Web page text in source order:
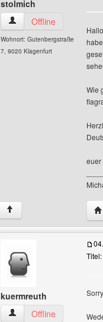
stolmich
stolmich Benutzer-Profile
Offline
Wohnort: Gutenbergstraße
7, 9020 Klagenfurt
Wie
euer
↑
kuermreuth
kuermreuth Benutzer-
Offline